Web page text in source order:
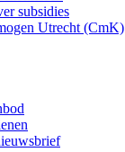
subsidies
Utrecht (CmK)